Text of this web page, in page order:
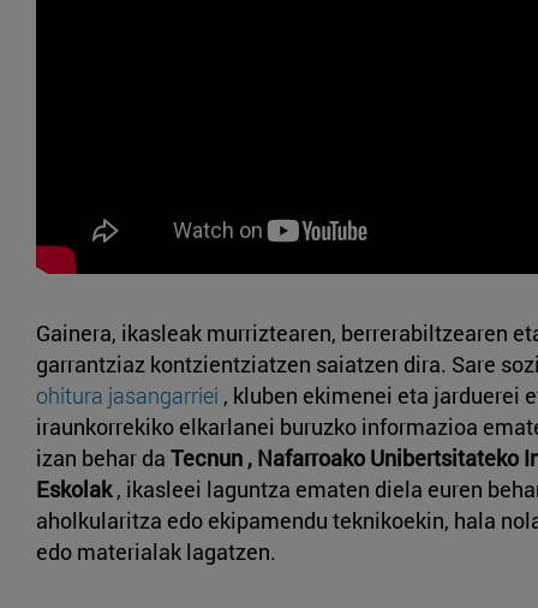
Gainera, ikasleak murriztearen, berrerabiltzearen
garrantziaz kontzientziatzen saiatzen dira. Sare
ohitura jasangarriei , kluben ekimenei eta jarduerei
iraunkorrekiko elkarlanei buruzko informazioa
izan behar da Tecnun , Nafarroako Unibertsitateko
Eskolak, ikasleei laguntza ematen diela euren
aholkularitza edo ekipamendu teknikoekin, hala
edo materialak lagatzen.